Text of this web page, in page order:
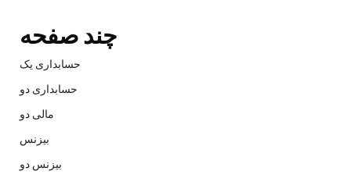
چند صفحه
حسابداری یک
حسابداری دو
مالی دو
بیزنس
بیزنس دو